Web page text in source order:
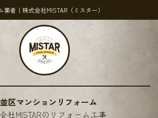
者｜株式会社MISTAR（ミスター）
区マンションリフォーム
社MISTARのリフォーム工事